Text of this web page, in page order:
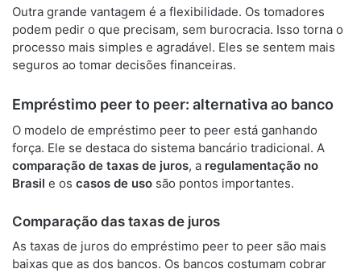
Outra grande vantagem é a flexibilidade. Os tomadores
podem pedir o que precisam, sem burocracia. Isso torna o
processo mais simples e agradável. Eles se sentem mais
seguros ao tomar decisões financeiras.
Empréstimo peer to peer: alternativa ao banco
O modelo de empréstimo peer to peer está ganhando
força. Ele se destaca do sistema bancário tradicional. A
comparação de taxas de juros, a regulamentação no
Brasil e os casos de uso são pontos importantes.
Comparação das taxas de juros
As taxas de juros do empréstimo peer to peer são mais
baixas que as dos bancos. Os bancos costumam cobrar